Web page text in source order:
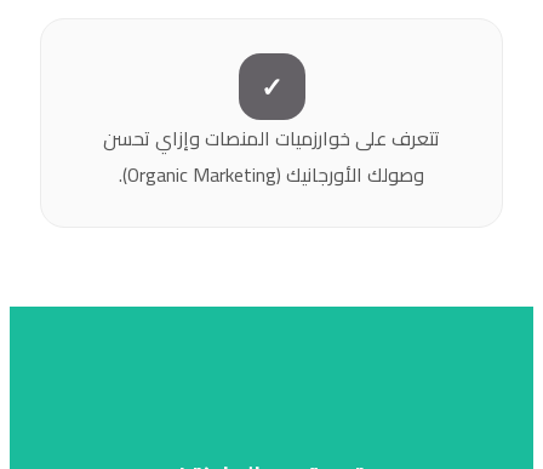
تتعرف على خوارزميات المنصات وإزاي تحسن
وصولك الأورجانيك (Organic Marketing).
تفهم عالم التسويق و ده هيكون التمهيد للى جاى كله